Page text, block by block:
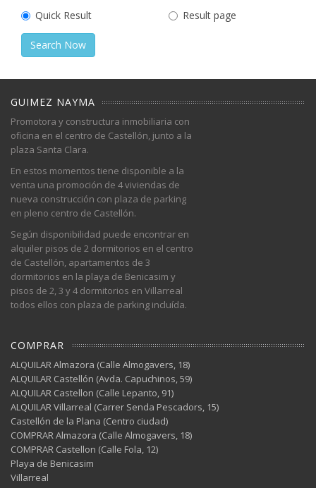
Quick Result Result page
Search Now
GUIMEZ NAYMA
Promotora y constructura inmobiliaria con
oficina en el centro de Castellón, junto a la
plaza Santa Clara.
En estos momentos tiene disponible a la
venta una promoción de 4 viviendas de
nueva construcción con plaza de parking
en pleno centro de Castellón.
Según disponibilidad puede encontrar en
alquiler pisos de 2 dormitorios en el centro
de Castellón, apartamentos de 3
dormitorios en la playa de Benicasim y
pisos de 2, 3 y 4 dormitorios en Villarreal
todos ellos con plaza de parking incluída.
COMPRAR
ALQUILAR Almazora (Calle Almogavers, 18)
ALQUILAR Castellón (Avda. Capuchinos, 59)
ALQUILAR Castellon (Calle Lepanto, 91)
ALQUILAR Villarreal (Carrer Senda Pescadors, 15)
Castellón de la Plana (Centro ciudad)
COMPRAR Almazora (Calle Almogavers, 18)
COMPRAR Castellon (Calle Fola, 12)
Playa de Benicasim
Villarreal